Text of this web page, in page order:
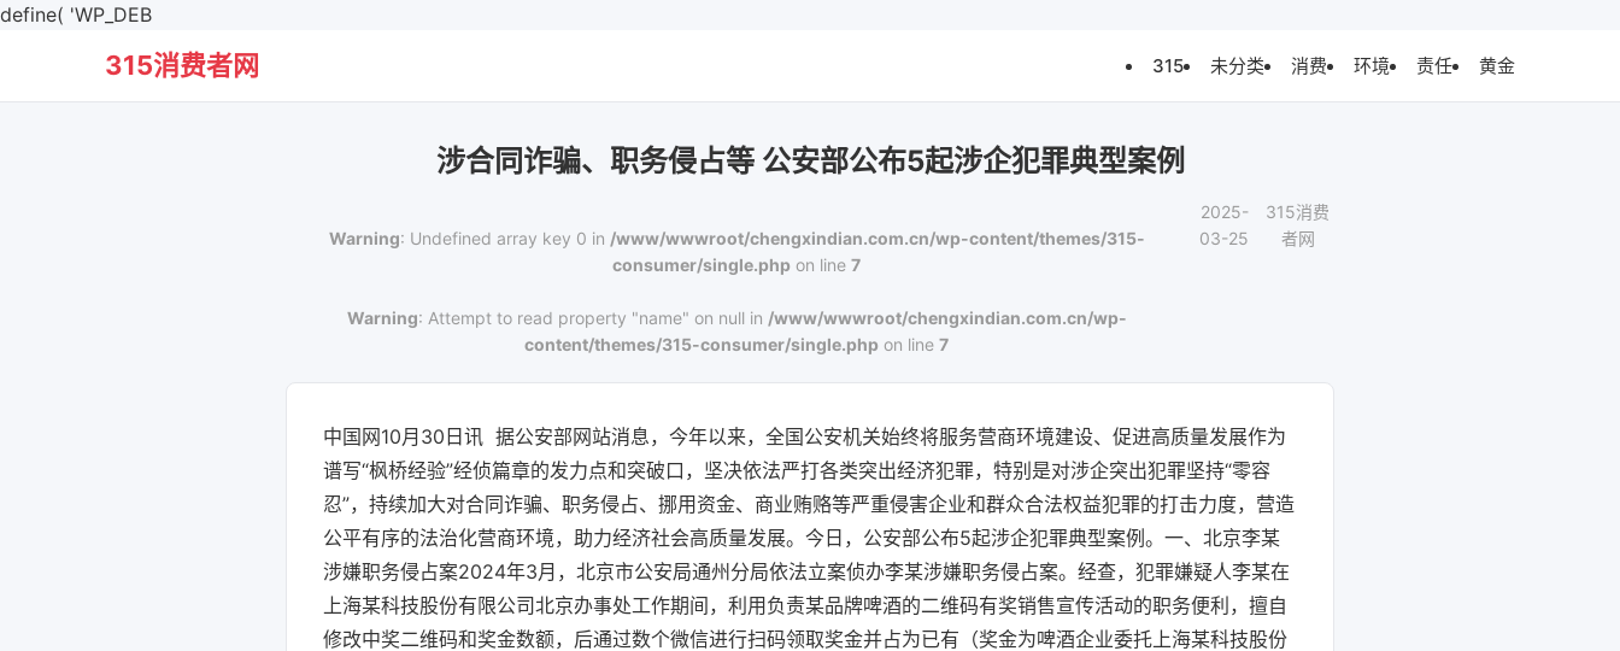
define( 'WP_DEB
315消费者网 315 未分类 消费 环境 责任 黄金
涉合同诈骗、职务侵占等 公安部公布5起涉企犯罪典型案例
Warning: Undefined array key 0 in /www/wwwroot/chengxindian.com.cn/wp-content/themes/315-
consumer/single.php on line7
Warning: Attempt to read property "name" on null in /www/wwwroot/chengxindian.com.cn/wp-
content/themes/315-consumer/single.php on line7
2025-
03-25
315消费
者网
中国网10月30日讯 据公安部网站消息，今年以来，全国公安机关始终将服务营商环境建设、促进高质量发展作为
谱写“枫桥经验”经侦篇章的发力点和突破口，坚决依法严打各类突出经济犯罪，特别是对涉企突出犯罪坚持“零容
忍”，持续加大对合同诈骗、职务侵占、挪用资金、商业贿赂等严重侵害企业和群众合法权益犯罪的打击力度，营造
公平有序的法治化营商环境，助力经济社会高质量发展。今日，公安部公布5起涉企犯罪典型案例。一、北京李某
涉嫌职务侵占案2024年3月，北京市公安局通州分局依法立案侦办李某涉嫌职务侵占案。经查，犯罪嫌疑人李某在
上海某科技股份有限公司北京办事处工作期间，利用负责某品牌啤酒的二维码有奖销售宣传活动的职务便利，擅自
修改中奖二维码和奖金数额，后通过数个微信进行扫码领取奖金并占为已有（奖金为啤酒企业委托上海某科技股份